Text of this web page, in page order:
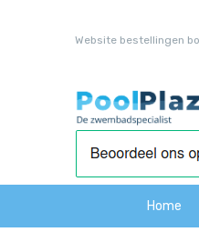
Website bestellingen
Home